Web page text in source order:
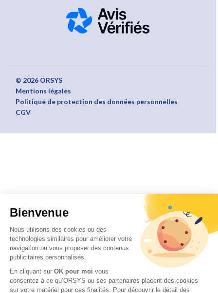
Bienvenue
Nous utilisons des cookies ou des
technologies similaires pour améliorer votre
navigation ou vous proposer des contenus
publicitaires personnalisés.
En cliquant sur OK pour moi vous
consentez à ce qu’ORSYS ou ses partenaires placent des cookies
sur votre matériel pour ces finalités. Pour découvrir le détail des
© 2026 ORSYS
Mentions légales
Politique de protection des données personnelles
CGV